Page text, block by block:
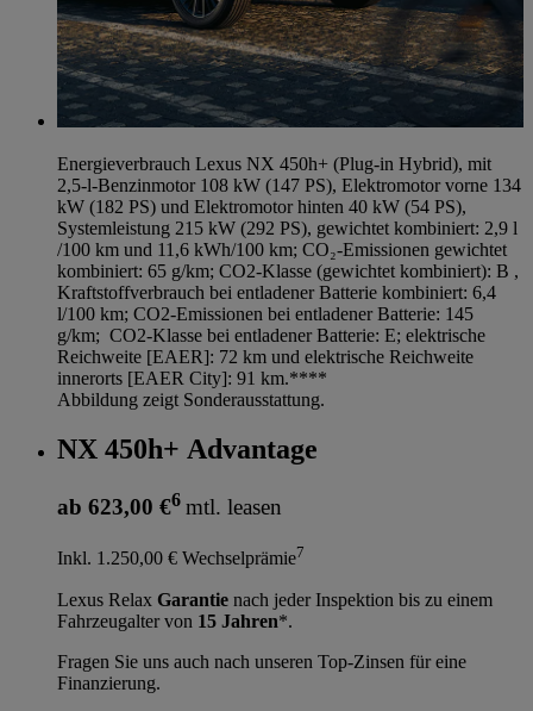
Energieverbrauch Lexus NX 450h+ (Plug-in Hybrid), mit
2,5-l-Benzinmotor 108 kW (147 PS), Elektromotor vorne 134
kW (182 PS) und Elektromotor hinten 40 kW (54 PS),
Systemleistung 215 kW (292 PS), gewichtet kombiniert: 2,9 l
/100 km und 11,6 kWh/100 km; CO₂-Emissionen gewichtet
kombiniert: 65 g/km; CO2-Klasse (gewichtet kombiniert): B ,
Kraftstoffverbrauch bei entladener Batterie kombiniert: 6,4
l/100 km; CO2-Emissionen bei entladener Batterie: 145
g/km; CO2-Klasse bei entladener Batterie: E; elektrische
Reichweite [EAER]: 72 km und elektrische Reichweite
innerorts [EAER City]: 91 km.****
Abbildung zeigt Sonderausstattung.
NX 450h+ Advantage
ab 623,00 €6 mtl. leasen
Inkl. 1.250,00 € Wechselprämie7
Lexus Relax Garantie nach jeder Inspektion bis zu einem
Fahrzeugalter von 15 Jahren*.
Fragen Sie uns auch nach unseren Top-Zinsen für eine
Finanzierung.